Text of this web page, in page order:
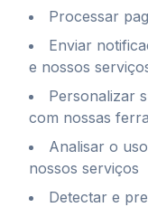
Processar
Enviar
e nossos
Personalizar
com nossas
Analisar o
nossos serviços
Detectar e